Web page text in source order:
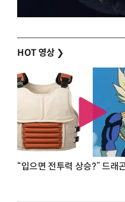
HOT 영상 ❯